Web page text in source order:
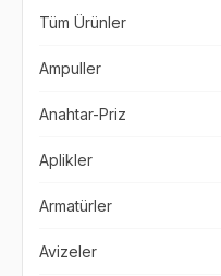
Tüm Ürünler
Ampuller
Anahtar-Priz
Aplikler
Armatürler
Avizeler